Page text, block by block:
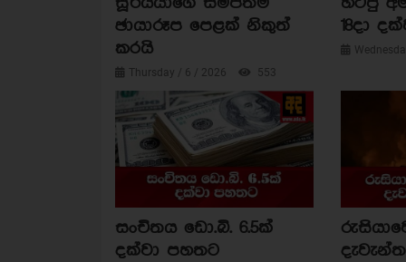
ඡායාරූප පෙළක් නිකුත්
කරයි
Thursday / 6 / 2026 553
18දා
සංචිතය ඩො.බි. 6.5ක්
දක්වා පහතට